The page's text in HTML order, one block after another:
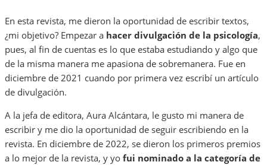
En esta revista, me dieron la oportunidad de escribir textos,
¿mi objetivo? Empezar a hacer divulgación de la psicología,
pues, al fin de cuentas es lo que estaba estudiando y algo que
de la misma manera me apasiona de sobremanera. Fue en
diciembre de 2021 cuando por primera vez escribí un artículo
de divulgación.
A la jefa de editora, Aura Alcántara, le gusto mi manera de
escribir y me dio la oportunidad de seguir escribiendo en la
revista. En diciembre de 2022, se dieron los primeros premios
a lo mejor de la revista, y yo fui nominado a la categoría de